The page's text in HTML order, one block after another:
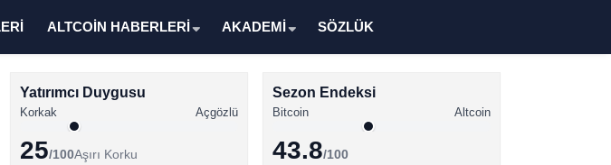
ALTCOİN HABERLERİ AKADEMİ SÖZLÜK
Yatırımcı Duygusu
Korkak Açgözlü
25/100Aşırı Korku
Sezon Endeksi
Bitcoin Altcoin
43.8/100